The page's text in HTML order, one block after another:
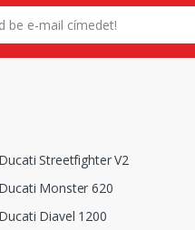
Ducati Streetfighter V2
Ducati Monster 620
Ducati Diavel 1200